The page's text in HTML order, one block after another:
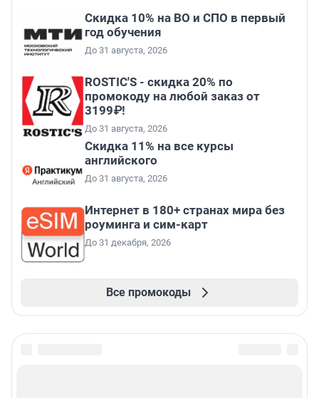
Скидка 10% на ВО и СПО в первый
год обучения
До 31 августа, 2026
ROSTIC'S - скидка 20% по
промокоду на любой заказ от
3199₽!
До 31 августа, 2026
Скидка 11% на все курсы
английского
До 31 августа, 2026
Интернет в 180+ странах мира без
роуминга и сим-карт
До 31 декабря, 2026
Все промокоды